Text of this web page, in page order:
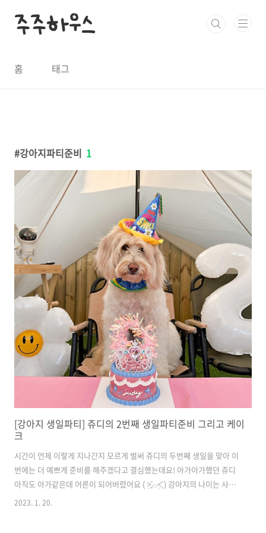
주주하우스
홈 태그
강아지파티준비 1
[강아지 생일파티] 쥬디의 2번째 생일파티준비 그리고 케이
크
시간이 언제 이렇게 지나간지 모르게 벌써 쥬디의 두번째 생일을 맞아 이
번에는 더 예쁘게 준비를 해주겠다고 결심했는데요! 아가아가했던 쥬디
아직도 아가같은데 어른이 되어버렸어요 ( ˃̣̣̥᷄⌓˂̣̣̥᷅ ) 강아지의 나이는 사람
보다 더 빨리 간다고하니 한살 한살 빨리 시간이 지나가는게 야속하기도
2023. 1. 20.